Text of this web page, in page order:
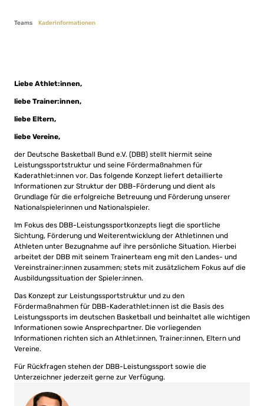
Teams Kaderinformationen
Liebe Athlet:innen,
liebe Trainer:innen,
liebe Eltern,
liebe Vereine,
der Deutsche Basketball Bund e.V. (DBB) stellt hiermit seine
Leistungssportstruktur und seine Fördermaßnahmen für
Kaderathlet:innen vor. Das folgende Konzept liefert detaillierte
Informationen zur Struktur der DBB-Förderung und dient als
Grundlage für die erfolgreiche Betreuung und Förderung unserer
Nationalspielerinnen und Nationalspieler.
Im Fokus des DBB-Leistungssportkonzepts liegt die sportliche
Sichtung, Förderung und Weiterentwicklung der Athletinnen und
Athleten unter Bezugnahme auf ihre persönliche Situation. Hierbei
arbeitet der DBB mit seinem Trainerteam eng mit den Landes- und
Vereinstrainer:innen zusammen; stets mit zusätzlichem Fokus auf die
Ausbildungssituation der Spieler:innen.
Das Konzept zur Leistungssportstruktur und zu den
Fördermaßnahmen für DBB-Kaderathlet:innen ist die Basis des
Leistungssports im deutschen Basketball und beinhaltet alle wichtigen
Informationen sowie Ansprechpartner. Die vorliegenden
Informationen richten sich an Athlet:innen, Trainer:innen, Eltern und
Vereine.
Für Rückfragen stehen der DBB-Leistungssport sowie die
Unterzeichner jederzeit gerne zur Verfügung.